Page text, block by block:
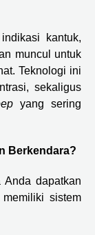
kantuk,
muncul untuk
Teknologi ini
sekaligus
yang sering
Berkendara?
dapatkan
sistem